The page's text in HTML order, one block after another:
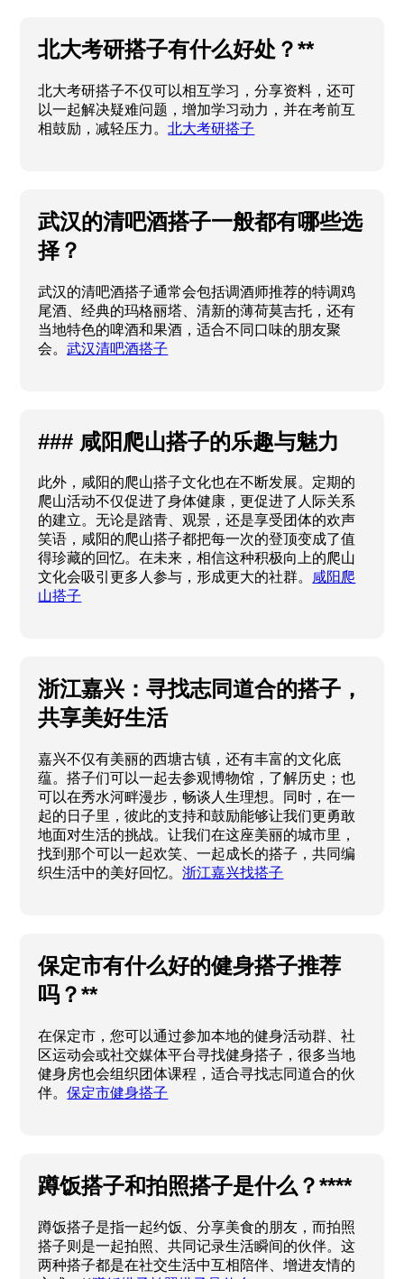
北大考研搭子有什么好处？**
北大考研搭子不仅可以相互学习，分享资料，还可
以一起解决疑难问题，增加学习动力，并在考前互
相鼓励，减轻压力。北大考研搭子
武汉的清吧酒搭子一般都有哪些选
择？
武汉的清吧酒搭子通常会包括调酒师推荐的特调鸡
尾酒、经典的玛格丽塔、清新的薄荷莫吉托，还有
当地特色的啤酒和果酒，适合不同口味的朋友聚
会。武汉清吧酒搭子
### 咸阳爬山搭子的乐趣与魅力
此外，咸阳的爬山搭子文化也在不断发展。定期的
爬山活动不仅促进了身体健康，更促进了人际关系
的建立。无论是踏青、观景，还是享受团体的欢声
笑语，咸阳的爬山搭子都把每一次的登顶变成了值
得珍藏的回忆。在未来，相信这种积极向上的爬山
文化会吸引更多人参与，形成更大的社群。 咸阳爬
山搭子
浙江嘉兴：寻找志同道合的搭子，
共享美好生活
嘉兴不仅有美丽的西塘古镇，还有丰富的文化底
蕴。搭子们可以一起去参观博物馆，了解历史；也
可以在秀水河畔漫步，畅谈人生理想。同时，在一
起的日子里，彼此的支持和鼓励能够让我们更勇敢
地面对生活的挑战。让我们在这座美丽的城市里，
找到那个可以一起欢笑、一起成长的搭子，共同编
织生活中的美好回忆。浙江嘉兴找搭子
保定市有什么好的健身搭子推荐
吗？**
在保定市，您可以通过参加本地的健身活动群、社
区运动会或社交媒体平台寻找健身搭子，很多当地
健身房也会组织团体课程，适合寻找志同道合的伙
伴。保定市健身搭子
蹲饭搭子和拍照搭子是什么？****
蹲饭搭子是指一起约饭、分享美食的朋友，而拍照
搭子则是一起拍照、共同记录生活瞬间的伙伴。这
两种搭子都是在社交生活中互相陪伴、增进友情的